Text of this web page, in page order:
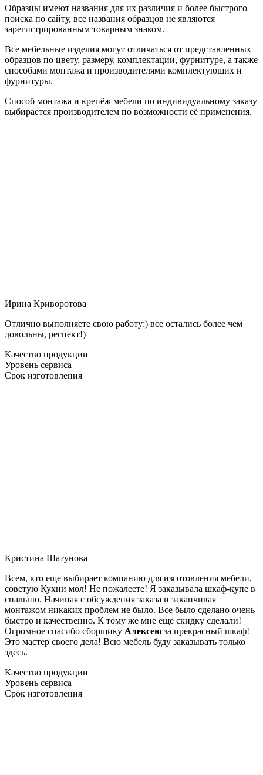
Образцы имеют названия для их различия и более быстрого
поиска по сайту, все названия образцов не являются
зарегистрированным товарным знаком.
Все мебельные изделия могут отличаться от представленных
образцов по цвету, размеру, комплектации, фурнитуре, а также
способами монтажа и производителями комплектующих и
фурнитуры.
Способ монтажа и крепёж мебели по индивидуальному заказу
выбирается производителем по возможности её применения.
Ирина Криворотова
Отлично выполняете свою работу:) все остались более чем
довольны, респект!)
Качество продукции
Уровень сервиса
Срок изготовления
Кристина Шатунова
Всем, кто еще выбирает компанию для изготовления мебели,
советую Кухни мол! Не пожалеете! Я заказывала шкаф-купе в
спальню. Начиная с обсуждения заказа и заканчивая
монтажом никаких проблем не было. Все было сделано очень
быстро и качественно. К тому же мне ещё скидку сделали!
Огромное спасибо сборщику Алексею за прекрасный шкаф!
Это мастер своего дела! Всю мебель буду заказывать только
здесь.
Качество продукции
Уровень сервиса
Срок изготовления